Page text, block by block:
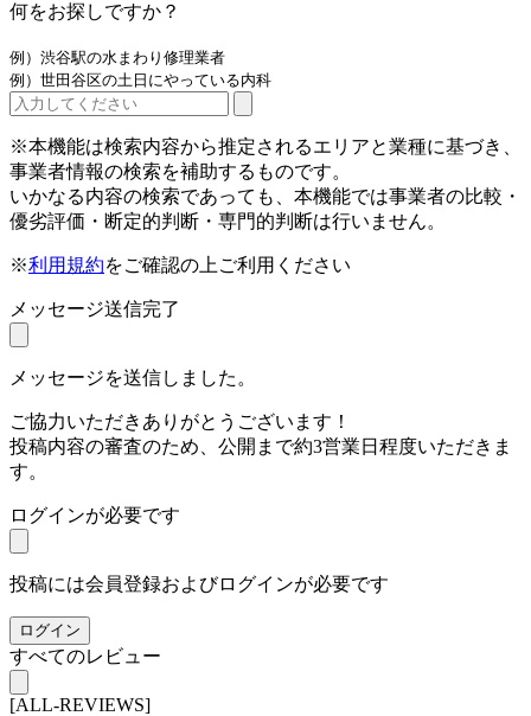
何をお探しですか？
例）渋谷駅の水まわり修理業者
例）世田谷区の土日にやっている内科
※本機能は検索内容から推定されるエリアと業種に基づき、
事業者情報の検索を補助するものです。
いかなる内容の検索であっても、本機能では事業者の比較・
優劣評価・断定的判断・専門的判断は行いません。
※利用規約をご確認の上ご利用ください
メッセージ送信完了
メッセージを送信しました。
ご協力いただきありがとうございます！
投稿内容の審査のため、公開まで約3営業日程度いただきま
す。
ログインが必要です
投稿には会員登録およびログインが必要です
ログイン
すべてのレビュー
[ALL-REVIEWS]